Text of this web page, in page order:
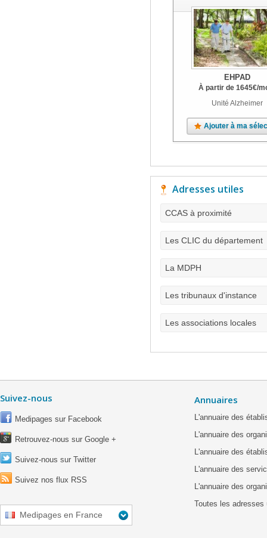
EHPAD
À partir de 1645€/
Unité Alzheimer
Ajouter à ma
Adresses utiles
CCAS à proximité
Les CLIC du département
La MDPH
Les tribunaux d'instance
Les associations locales
Suivez-nous
Medipages sur Facebook
Retrouvez-nous sur Google +
Suivez-nous sur Twitter
Suivez nos flux RSS
Medipages en France
Annuaires
L'annuaire des
L'annuaire des
L'annuaire des
L'annuaire des
L'annuaire des
Toutes les adresses